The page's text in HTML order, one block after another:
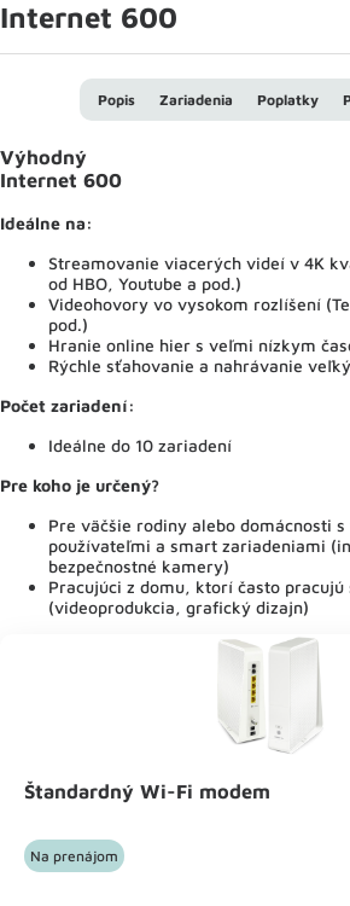
Internet 600
Popis Zariadenia Poplatky
Výhodný
Internet 600
Ideálne na:
Streamovanie viacerých videí v 4K
od HBO, Youtube a pod.)
Videohovory vo vysokom rozlíšení
pod.)
Hranie online hier s veľmi nízkym
Rýchle sťahovanie a nahrávanie
Počet zariadení:
Ideálne do 10 zariadení
Pre koho je určený?
Pre väčšie rodiny alebo domácnosti
používateľmi a smart zariadeniami
bezpečnostné kamery)
Pracujúci z domu, ktorí často
(videoprodukcia, grafický dizajn)
Štandardný Wi-Fi modem
Na prenájom